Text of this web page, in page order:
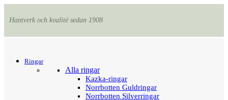
Hantverk och kvalité sedan 1908
Ringar
Alla ringar
Kazka-ringar
Norrbotten Guldringar
Norrbotten Silverringar